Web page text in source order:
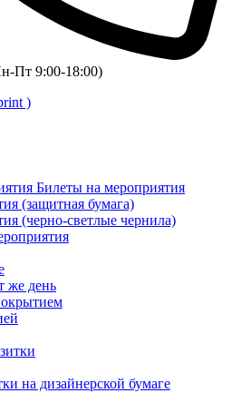
Пт 9:00-18:00)
Билеты на мероприятия
(защитная бумага)
(черно-светлые чернила)
же день
на дизайнерской бумаге